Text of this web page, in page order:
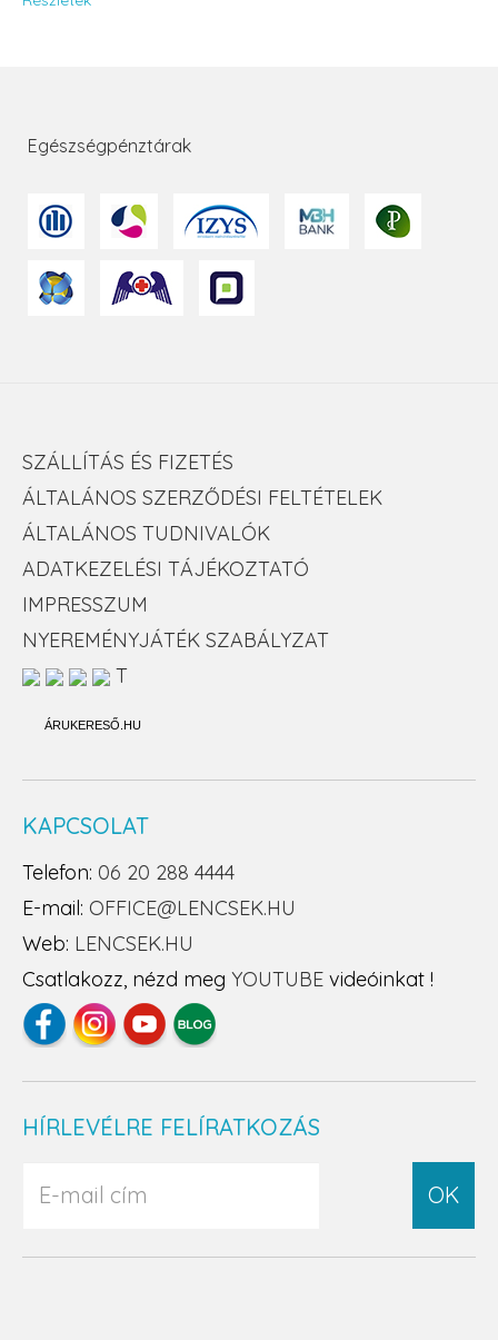
Egészségpénztárak
SZÁLLÍTÁS ÉS FIZETÉS
ÁLTALÁNOS SZERZŐDÉSI FELTÉTELEK
ÁLTALÁNOS TUDNIVALÓK
ADATKEZELÉSI TÁJÉKOZTATÓ
IMPRESSZUM
NYEREMÉNYJÁTÉK SZABÁLYZAT
T
ÁRUKERESŐ.HU
KAPCSOLAT
Telefon: 06 20 288 4444
E-mail: OFFICE@LENCSEK.HU
Web: LENCSEK.HU
Csatlakozz, nézd meg YOUTUBE videóinkat !
HÍRLEVÉLRE FELÍRATKOZÁS
OK